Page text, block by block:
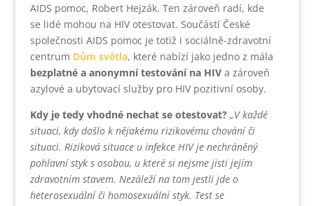
AIDS pomoc, Robert Hejzák. Ten zároveň radí, kde
se lidé mohou na HIV otestovat. Součástí České
společnosti AIDS pomoc je totiž i sociálně-zdravotní
centrum Dům světla, které nabízí jako jedno z mála
bezplatné a anonymní testování na HIVa zároveň
azylové a ubytovací služby pro HIV pozitivní osoby.
Kdy je tedy vhodné nechat se otestovat? „V každé
situaci, kdy došlo k nějakému rizikovému chování či
situaci. Riziková situace u infekce HIV je nechráněný
pohlavní styk s osobou, u které si nejsme jisti jejím
zdravotním stavem. Nezáleží na tom jestli jde o
heterosexuální či homosexuální styk. Test se